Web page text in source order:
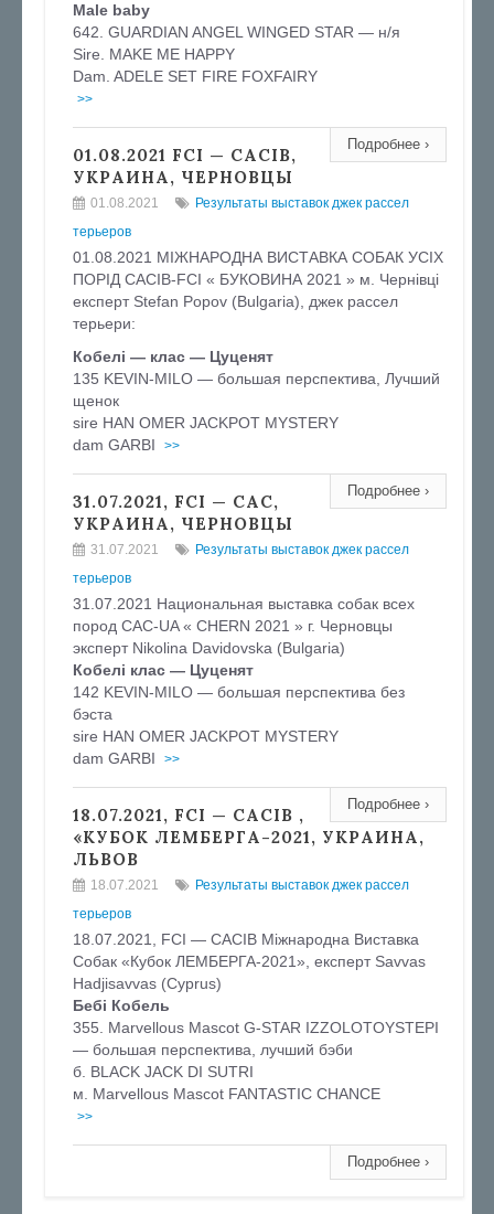
Male baby
642. GUARDIAN ANGEL WINGED STAR — н/я
Sire. MAKE ME HAPPY
Dam. ADELE SET FIRE FOXFAIRY
>>
Подробнее ›
01.08.2021 FCI — CACIB,
УКРАИНА, ЧЕРНОВЦЫ
01.08.2021
Результаты выставок джек рассел
терьеров
01.08.2021 МІЖНАРОДНА ВИСТАВКА СОБАК УСІХ
ПОРІД CACIB-FCI « БУКОВИНА 2021 » м. Чернівці
експерт Stefan Popov (Bulgaria), джек рассел
терьери:
Кобелi — клас — Цуценят
135 KEVIN-MILO — большая перспектива, Лучший
щенок
sire HAN OMER JACKPOT MYSTERY
dam GARBI
>>
Подробнее ›
31.07.2021, FCI — CAC,
УКРАИНА, ЧЕРНОВЦЫ
31.07.2021
Результаты выставок джек рассел
терьеров
31.07.2021 Национальная выставка собак всех
пород CAC-UA « CHERN 2021 » г. Черновцы
эксперт Nikolina Davidovska (Bulgaria)
Кобелi клас — Цуценят
142 KEVIN-MILO — большая перспектива без
бэста
sire HAN OMER JACKPOT MYSTERY
dam GARBI
>>
Подробнее ›
18.07.2021, FCI — CACIB ,
«КУБОК ЛЕМБЕРГА-2021, УКРАИНА,
ЛЬВОВ
18.07.2021
Результаты выставок джек рассел
терьеров
18.07.2021, FCI — CACIB Міжнародна Виставка
Собак «Кубок ЛЕМБЕРГА-2021», експерт Savvas
Hadjisavvas (Cyprus)
Бебі Кобель
355. Marvellous Mascot G-STAR IZZOLOTOYSTEPI
— большая перспектива, лучший бэби
б. BLACK JACK DI SUTRI
м. Marvellous Mascot FANTASTIC CHANCE
>>
Подробнее ›